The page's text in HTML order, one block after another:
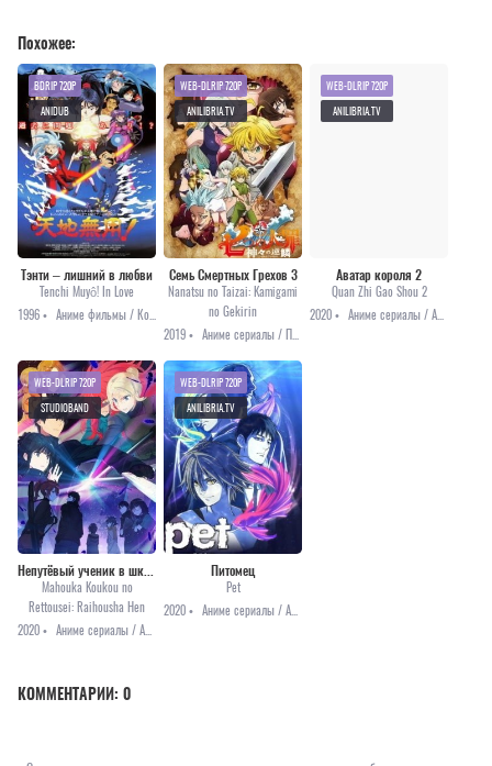
Похожее:
Тэнти – лишний в любви
Tenchi Muyô! In Love
1996 •
BDRIP 720P
ANIDUB
Семь Смертных Грехов 3
Nanatsu no Taizai: Kamigami
no Gekirin
2019 •
WEB-DLRIP 720P
ANILIBRIA.TV
Аватар короля 2
Quan Zhi Gao Shou 2
2020 •
WEB-DLRIP 720P
ANILIBRIA.TV
Непутёвый ученик в школе магии: Гость
Mahouka Koukou no
Rettousei: Raihousha Hen
2020 •
Аниме сериалы / Аниме 2020 / Приключения / Фантастика
WEB-DLRIP 720P
STUDIOBAND
Питомец
Pet
2020 •
Аниме сериалы / Аниме 2020 / Драма / Детектив / Мистика
WEB-DLRIP 720P
ANILIBRIA.TV
КОММЕНТАРИИ: 0